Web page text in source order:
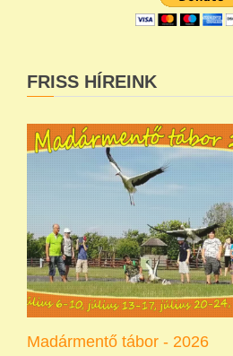
FRISS HÍREINK
Madármentő tábor - 2026